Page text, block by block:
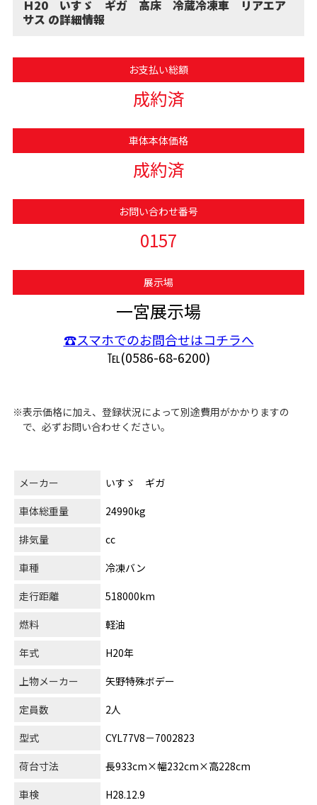
Ｈ20 いすゞ ギガ 高床 冷蔵冷凍車 リアエア
サス の詳細情報
お支払い総額
成約済
車体本体価格
成約済
お問い合わせ番号
0157
展示場
一宮展示場
☎スマホでのお問合せはコチラへ
℡(0586-68-6200)
※表示価格に加え、登録状況によって別途費用がかかりますの
で、必ずお問い合わせください。
メーカー
いすゞ ギガ
車体総重量
24990kg
排気量
cc
車種
冷凍バン
走行距離
518000km
燃料
軽油
年式
H20年
上物メーカー
矢野特殊ボデー
定員数
2人
型式
CYL77V8－7002823
荷台寸法
長933cm×幅232cm×高228cm
車検
H28.12.9